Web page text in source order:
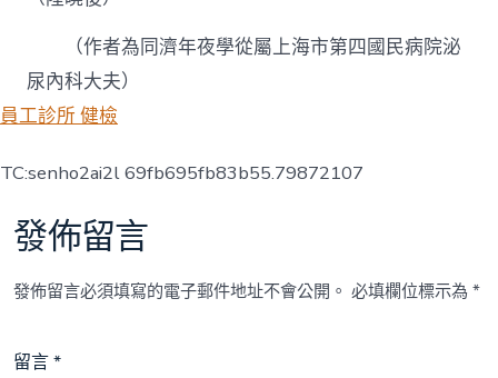
（作者為同濟年夜學從屬上海市第四國民病院泌
尿內科大夫）
員工診所 健檢
TC:senho2ai2l 69fb695fb83b55.79872107
發佈留言
發佈留言必須填寫的電子郵件地址不會公開。 必填欄位標示為*
留言*